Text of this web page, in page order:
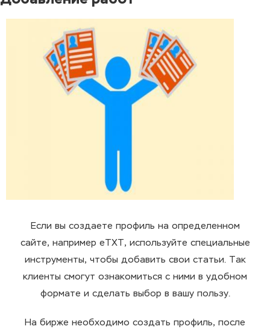
Если вы создаете профиль на определенном
сайте, например eTXT, используйте специальные
инструменты, чтобы добавить свои статьи. Так
клиенты смогут ознакомиться с ними в удобном
формате и сделать выбор в вашу пользу.
На бирже необходимо создать профиль, после